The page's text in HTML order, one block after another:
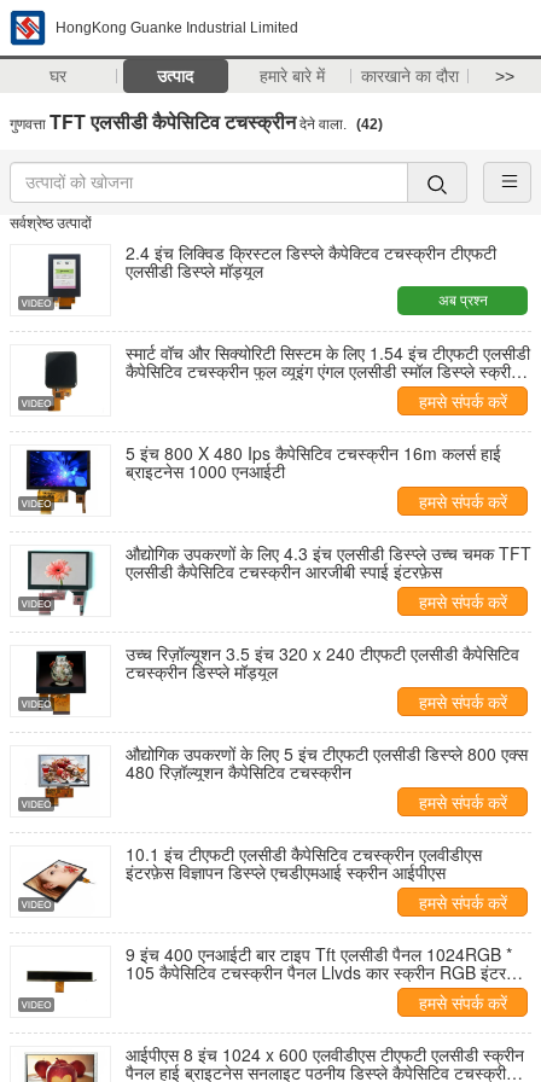
HongKong Guanke Industrial Limited
घर उत्पाद हमारे बारे में कारखाने का दौरा >>
गुणवत्ता TFT एलसीडी कैपेसिटिव टचस्क्रीनदेने वाला. (42)
सर्वश्रेष्ठ उत्पादों
2.4 इंच लिक्विड क्रिस्टल डिस्प्ले कैपेक्टिव टचस्क्रीन टीएफटी
एलसीडी डिस्प्ले मॉड्यूल
अब प्रश्न
स्मार्ट वॉच और सिक्योरिटी सिस्टम के लिए 1.54 इंच टीएफटी एलसीडी
कैपेसिटिव टचस्क्रीन फुल व्यूइंग एंगल एलसीडी स्मॉल डिस्प्ले स्क्रीन
हमसे संपर्क करें
5 इंच 800 X 480 Ips कैपेसिटिव टचस्क्रीन 16m कलर्स हाई
ब्राइटनेस 1000 एनआईटी
हमसे संपर्क करें
औद्योगिक उपकरणों के लिए 4.3 इंच एलसीडी डिस्प्ले उच्च चमक TFT
एलसीडी कैपेसिटिव टचस्क्रीन आरजीबी स्पाई इंटरफ़ेस
हमसे संपर्क करें
उच्च रिज़ॉल्यूशन 3.5 इंच 320 x 240 टीएफटी एलसीडी कैपेसिटिव
टचस्क्रीन डिस्प्ले मॉड्यूल
हमसे संपर्क करें
औद्योगिक उपकरणों के लिए 5 इंच टीएफटी एलसीडी डिस्प्ले 800 एक्स
480 रिज़ॉल्यूशन कैपेसिटिव टचस्क्रीन
हमसे संपर्क करें
10.1 इंच टीएफटी एलसीडी कैपेसिटिव टचस्क्रीन एलवीडीएस
इंटरफ़ेस विज्ञापन डिस्प्ले एचडीएमआई स्क्रीन आईपीएस
हमसे संपर्क करें
9 इंच 400 एनआईटी बार टाइप Tft एलसीडी पैनल 1024RGB *
105 कैपेसिटिव टचस्क्रीन पैनल Llvds कार स्क्रीन RGB इंटरफेस
हमसे संपर्क करें
आईपीएस 8 इंच 1024 x 600 एलवीडीएस टीएफटी एलसीडी स्क्रीन
पैनल हाई ब्राइटनेस सनलाइट पठनीय डिस्प्ले कैपेसिटिव टचस्क्रीन